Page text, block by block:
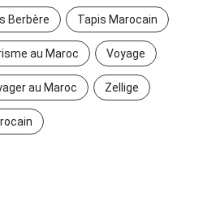
Berbère Tapis Marocain
au Maroc Voyage
au Maroc Zellige